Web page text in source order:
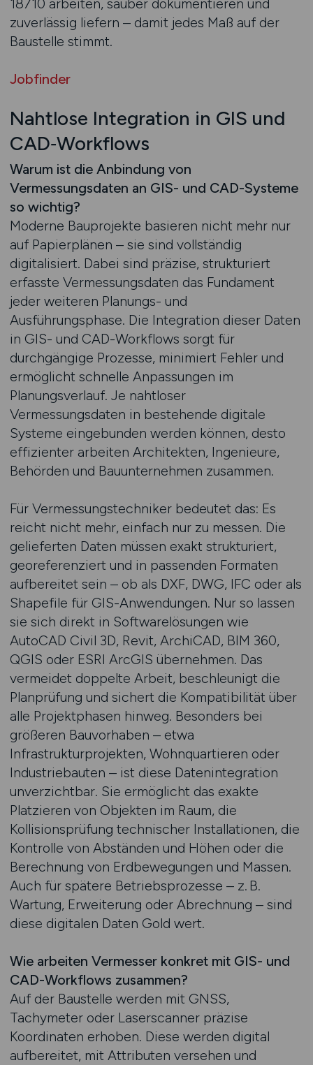
18710 arbeiten, sauber dokumentieren und
zuverlässig liefern – damit jedes Maß auf der
Baustelle stimmt.
Jobfinder
Nahtlose Integration in GIS und
CAD‑Workflows
Warum ist die Anbindung von
Vermessungsdaten an GIS- und CAD-Systeme
so wichtig?
Moderne Bauprojekte basieren nicht mehr nur
auf Papierplänen – sie sind vollständig
digitalisiert. Dabei sind präzise, strukturiert
erfasste Vermessungsdaten das Fundament
jeder weiteren Planungs- und
Ausführungsphase. Die Integration dieser Daten
in GIS- und CAD-Workflows sorgt für
durchgängige Prozesse, minimiert Fehler und
ermöglicht schnelle Anpassungen im
Planungsverlauf. Je nahtloser
Vermessungsdaten in bestehende digitale
Systeme eingebunden werden können, desto
effizienter arbeiten Architekten, Ingenieure,
Behörden und Bauunternehmen zusammen.
Für Vermessungstechniker bedeutet das: Es
reicht nicht mehr, einfach nur zu messen. Die
gelieferten Daten müssen exakt strukturiert,
georeferenziert und in passenden Formaten
aufbereitet sein – ob als DXF, DWG, IFC oder als
Shapefile für GIS-Anwendungen. Nur so lassen
sie sich direkt in Softwarelösungen wie
AutoCAD Civil 3D, Revit, ArchiCAD, BIM 360,
QGIS oder ESRI ArcGIS übernehmen. Das
vermeidet doppelte Arbeit, beschleunigt die
Planprüfung und sichert die Kompatibilität über
alle Projektphasen hinweg. Besonders bei
größeren Bauvorhaben – etwa
Infrastrukturprojekten, Wohnquartieren oder
Industriebauten – ist diese Datenintegration
unverzichtbar. Sie ermöglicht das exakte
Platzieren von Objekten im Raum, die
Kollisionsprüfung technischer Installationen, die
Kontrolle von Abständen und Höhen oder die
Berechnung von Erdbewegungen und Massen.
Auch für spätere Betriebsprozesse – z. B.
Wartung, Erweiterung oder Abrechnung – sind
diese digitalen Daten Gold wert.
Wie arbeiten Vermesser konkret mit GIS- und
CAD-Workflows zusammen?
Auf der Baustelle werden mit GNSS,
Tachymeter oder Laserscanner präzise
Koordinaten erhoben. Diese werden digital
aufbereitet, mit Attributen versehen und